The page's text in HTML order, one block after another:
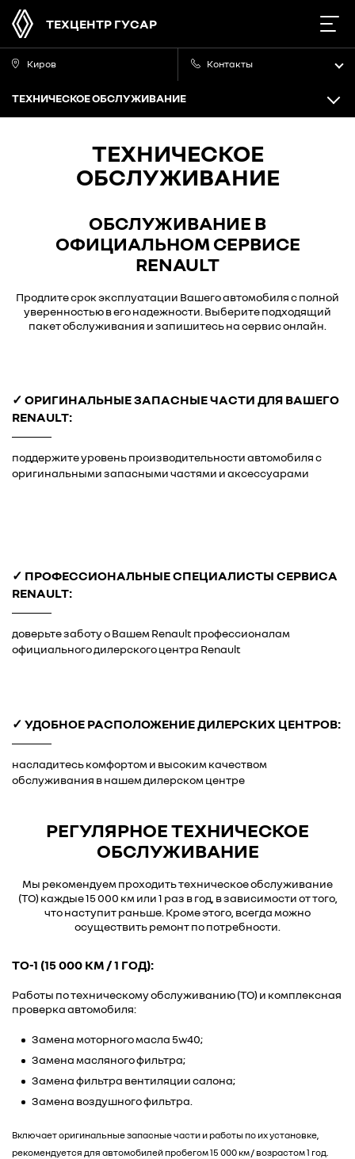
ТЕХЦЕНТР ГУСАР
Киров Контакты
ТЕХНИЧЕСКОЕ ОБСЛУЖИВАНИЕ
ТЕХНИЧЕСКОЕ
ОБСЛУЖИВАНИЕ
ОБСЛУЖИВАНИЕ В
ОФИЦИАЛЬНОМ СЕРВИСЕ
RENAULT
Продлите срок эксплуатации Вашего автомобиля с полной
уверенностью в его надежности. Выберите подходящий
пакет обслуживания и запишитесь на сервис онлайн.
✓ ОРИГИНАЛЬНЫЕ ЗАПАСНЫЕ ЧАСТИ ДЛЯ ВАШЕГО
RENAULT:
поддержите уровень производительности автомобиля с
оригинальными запасными частями и аксессуарами
✓ ПРОФЕССИОНАЛЬНЫЕ СПЕЦИАЛИСТЫ СЕРВИСА
RENAULT:
доверьте заботу о Вашем Renault профессионалам
официального дилерского центра Renault
✓ УДОБНОЕ РАСПОЛОЖЕНИЕ ДИЛЕРСКИХ ЦЕНТРОВ:
насладитесь комфортом и высоким качеством
обслуживания в нашем дилерском центре
РЕГУЛЯРНОЕ ТЕХНИЧЕСКОЕ
ОБСЛУЖИВАНИЕ
Мы рекомендуем проходить техническое обслуживание
(ТО) каждые 15 000 км или 1 раз в год, в зависимости от того,
что наступит раньше. Кроме этого, всегда можно
осуществить ремонт по потребности.
ТО-1 (15 000 КМ / 1 ГОД):
Работы по техническому обслуживанию (ТО) и комплексная
проверка автомобиля:
Замена моторного масла 5w40;
Замена масляного фильтра;
Замена фильтра вентиляции салона;
Замена воздушного фильтра.
Включает оригинальные запасные части и работы по их установке,
рекомендуется для автомобилей пробегом 15 000 км / возрастом 1 год.